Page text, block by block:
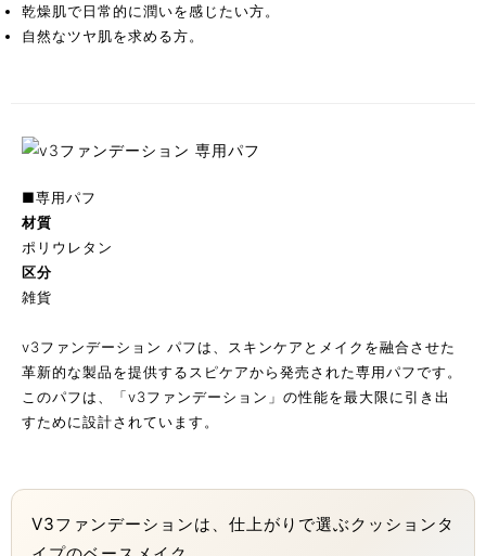
乾燥肌で日常的に潤いを感じたい方。
自然なツヤ肌を求める方。
■専用パフ
材質
ポリウレタン
区分
雑貨
v3ファンデーション パフは、スキンケアとメイクを融合させた
革新的な製品を提供するスピケアから発売された専用パフです。
このパフは、「v3ファンデーション」の性能を最大限に引き出
すために設計されています。
V3ファンデーションは、仕上がりで選ぶクッションタ